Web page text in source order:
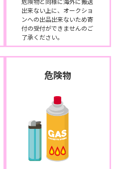
出来ない上に、オークショ
ンへの出品出来ないため寄
付の受付ができませんのご
了承ください。
危険物